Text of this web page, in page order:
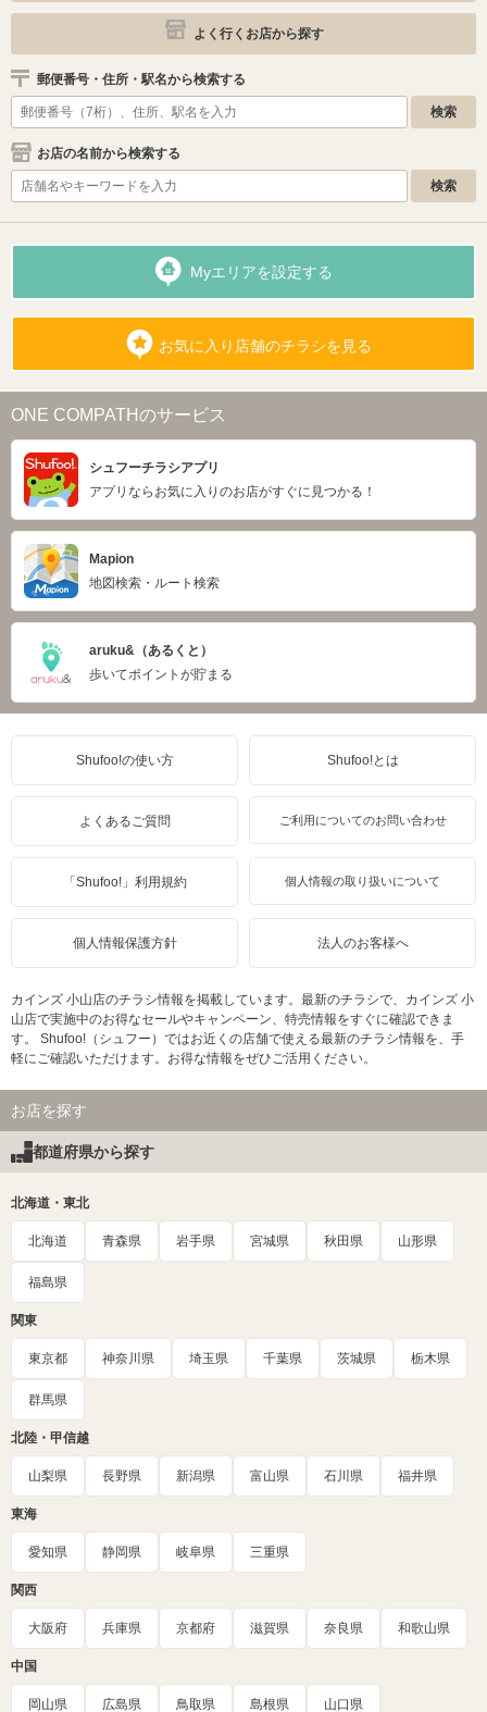
よく行くお店から探す
郵便番号・住所・駅名から検索する
お店の名前から検索する
Myエリアを設定する
お気に入り店舗のチラシを見る
ONE COMPATHのサービス
シュフーチラシアプリ
アプリならお気に入りのお店がすぐに見つかる！
Mapion
地図検索・ルート検索
aruku&（あるくと）
歩いてポイントが貯まる
Shufoo!の使い方 Shufoo!とは
よくあるご質問 ご利用についてのお問い合わせ
「Shufoo!」利用規約 個人情報の取り扱いについて
個人情報保護方針 法人のお客様へ
カインズ 小山店のチラシ情報を掲載しています。最新のチラシで、カインズ 小
山店で実施中のお得なセールやキャンペーン、特売情報をすぐに確認できま
す。 Shufoo!（シュフー）ではお近くの店舗で使える最新のチラシ情報を、手
軽にご確認いただけます。お得な情報をぜひご活用ください。
お店を探す
都道府県から探す
北海道・東北
北海道 青森県 岩手県 宮城県 秋田県 山形県
福島県
関東
東京都 神奈川県 埼玉県 千葉県 茨城県 栃木県
群馬県
北陸・甲信越
山梨県 長野県 新潟県 富山県 石川県 福井県
東海
愛知県 静岡県 岐阜県 三重県
関西
大阪府 兵庫県 京都府 滋賀県 奈良県 和歌山県
中国
岡山県 広島県 鳥取県 島根県 山口県